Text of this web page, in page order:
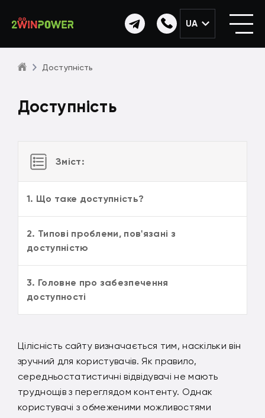
UA
Доступність
Доступність
Зміст:
1. Що таке доступність?
2. Типові проблеми, пов'язані з
доступністю
3. Головне про забезпечення
доступності
Цілісність сайту визначається тим, наскільки він
зручний для користувачів. Як правило,
середньостатистичні відвідувачі не мають
труднощів з переглядом контенту. Однак
користувачі з обмеженими можливостями